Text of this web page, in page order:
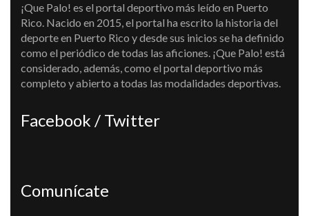
¡Que Palo! es el portal deportivo más leído en Puerto
Rico. Nacido en 2015, el portal ha escrito la historia del
deporte en Puerto Rico y desde sus inicios se ha definido
como el periódico de todas las aficiones. ¡Que Palo! está
considerado, además, como el portal deportivo más
completo y abierto a todas las modalidades deportivas.
Facebook / Twitter
Comunícate